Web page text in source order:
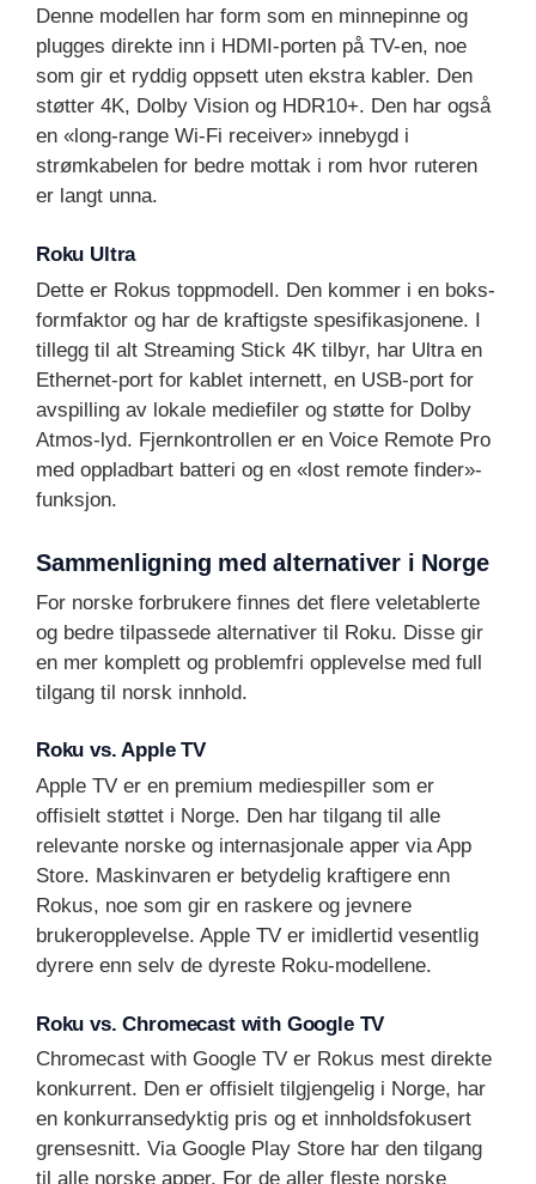
Denne modellen har form som en minnepinne og
plugges direkte inn i HDMI-porten på TV-en, noe
som gir et ryddig oppsett uten ekstra kabler. Den
støtter 4K, Dolby Vision og HDR10+. Den har også
en «long-range Wi-Fi receiver» innebygd i
strømkabelen for bedre mottak i rom hvor ruteren
er langt unna.
Roku Ultra
Dette er Rokus toppmodell. Den kommer i en boks-
formfaktor og har de kraftigste spesifikasjonene. I
tillegg til alt Streaming Stick 4K tilbyr, har Ultra en
Ethernet-port for kablet internett, en USB-port for
avspilling av lokale mediefiler og støtte for Dolby
Atmos-lyd. Fjernkontrollen er en Voice Remote Pro
med oppladbart batteri og en «lost remote finder»-
funksjon.
Sammenligning med alternativer i Norge
For norske forbrukere finnes det flere veletablerte
og bedre tilpassede alternativer til Roku. Disse gir
en mer komplett og problemfri opplevelse med full
tilgang til norsk innhold.
Roku vs. Apple TV
Apple TV er en premium mediespiller som er
offisielt støttet i Norge. Den har tilgang til alle
relevante norske og internasjonale apper via App
Store. Maskinvaren er betydelig kraftigere enn
Rokus, noe som gir en raskere og jevnere
brukeropplevelse. Apple TV er imidlertid vesentlig
dyrere enn selv de dyreste Roku-modellene.
Roku vs. Chromecast with Google TV
Chromecast with Google TV er Rokus mest direkte
konkurrent. Den er offisielt tilgjengelig i Norge, har
en konkurransedyktig pris og et innholdsfokusert
grensesnitt. Via Google Play Store har den tilgang
til alle norske apper. For de aller fleste norske